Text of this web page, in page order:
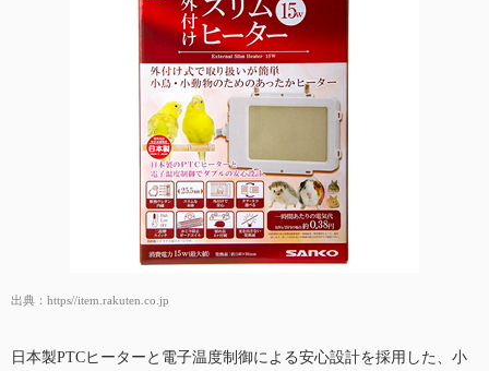
出典： https//item.rakuten.co.jp
日本製PTCヒーターと電子温度制御による安心設計を採用した、小